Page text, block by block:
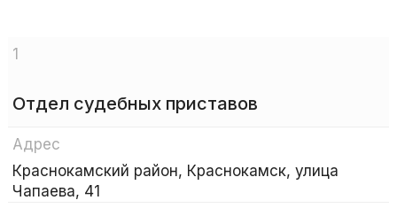
1
Отдел судебных приставов
Адрес
Краснокамский район, Краснокамск, улица
Чапаева, 41